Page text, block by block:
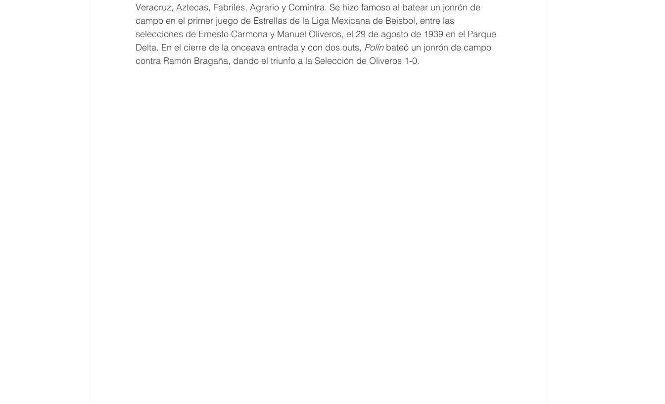
Veracruz, Aztecas, Fabriles, Agrario y Comintra. Se hizo famoso al batear un jonrón de
campo en el primer juego de Estrellas de la Liga Mexicana de Beisbol, entre las
selecciones de Ernesto Carmona y Manuel Oliveros, el 29 de agosto de 1939 en el Parque
Delta. En el cierre de la onceava entrada y con dos outs, Polín bateó un jonrón de campo
contra Ramón Bragaña, dando el triunfo a la Selección de Oliveros 1-0.